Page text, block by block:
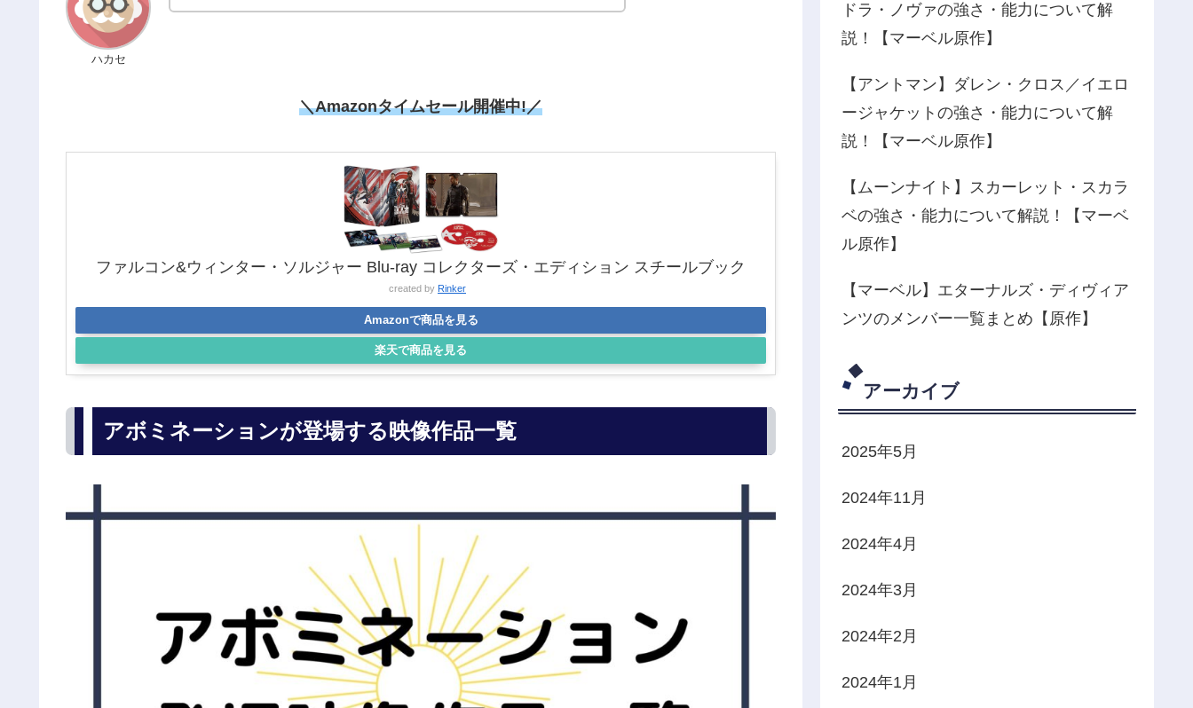
ハカセ
＼Amazonタイムセール開催中!／
ファルコン&ウィンター・ソルジャー Blu-ray コレクターズ・エディション スチールブック
created by Rinker
Amazonで商品を見る
楽天で商品を見る
アボミネーションが登場する映像作品一覧
ドラ・ノヴァの強さ・能力について解
説！【マーベル原作】
【アントマン】ダレン・クロス／イエロ
ージャケットの強さ・能力について解
説！【マーベル原作】
【ムーンナイト】スカーレット・スカラ
ベの強さ・能力について解説！【マーベ
ル原作】
【マーベル】エターナルズ・ディヴィア
ンツのメンバー一覧まとめ【原作】
アーカイブ
2025年5月
2024年11月
2024年4月
2024年3月
2024年2月
2024年1月